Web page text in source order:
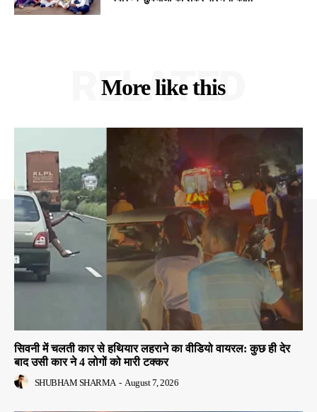
More like this
RELATED
सिवनी में चलती कार से हथियार लहराने का वीडियो वायरल: कुछ ही देर
बाद उसी कार ने 4 लोगों को मारी टक्कर
SHUBHAM SHARMA - August 7, 2026